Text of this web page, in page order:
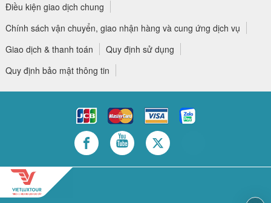
Điều kiện giao dịch chung
Chính sách vận chuyển, giao nhận hàng và cung ứng dịch vụ
Giao dịch & thanh toán
Quy định sử dụng
Quy định bảo mật thông tin